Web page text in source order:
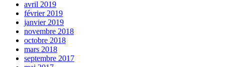
avril 2019
février 2019
janvier 2019
novembre 2018
octobre 2018
mars 2018
septembre 2017